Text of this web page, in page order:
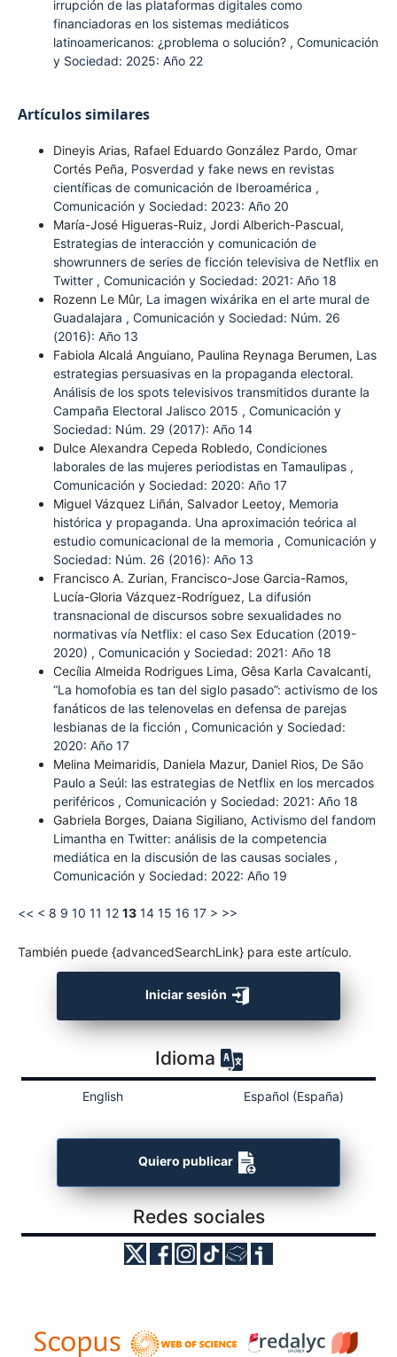
irrupción de las plataformas digitales como
financiadoras en los sistemas mediáticos
latinoamericanos: ¿problema o solución? , Comunicación
y Sociedad: 2025: Año 22
Artículos similares
Dineyis Arias, Rafael Eduardo González Pardo, Omar
Cortés Peña, Posverdad y fake news en revistas
científicas de comunicación de Iberoamérica ,
Comunicación y Sociedad: 2023: Año 20
María-José Higueras-Ruiz, Jordi Alberich-Pascual,
Estrategias de interacción y comunicación de
showrunners de series de ficción televisiva de Netflix en
Twitter , Comunicación y Sociedad: 2021: Año 18
Rozenn Le Mûr, La imagen wixárika en el arte mural de
Guadalajara , Comunicación y Sociedad: Núm. 26
(2016): Año 13
Fabiola Alcalá Anguiano, Paulina Reynaga Berumen, Las
estrategias persuasivas en la propaganda electoral.
Análisis de los spots televisivos transmitidos durante la
Campaña Electoral Jalisco 2015 , Comunicación y
Sociedad: Núm. 29 (2017): Año 14
Dulce Alexandra Cepeda Robledo, Condiciones
laborales de las mujeres periodistas en Tamaulipas ,
Comunicación y Sociedad: 2020: Año 17
Miguel Vázquez Liñán, Salvador Leetoy, Memoria
histórica y propaganda. Una aproximación teórica al
estudio comunicacional de la memoria , Comunicación y
Sociedad: Núm. 26 (2016): Año 13
Francisco A. Zurian, Francisco-Jose Garcia-Ramos,
Lucía-Gloria Vázquez-Rodríguez, La difusión
transnacional de discursos sobre sexualidades no
normativas vía Netflix: el caso Sex Education (2019-
2020) , Comunicación y Sociedad: 2021: Año 18
Cecília Almeida Rodrigues Lima, Gêsa Karla Cavalcanti,
“La homofobia es tan del siglo pasado”: activismo de los
fanáticos de las telenovelas en defensa de parejas
lesbianas de la ficción , Comunicación y Sociedad:
2020: Año 17
Melina Meimaridis, Daniela Mazur, Daniel Rios, De São
Paulo a Seúl: las estrategias de Netflix en los mercados
periféricos , Comunicación y Sociedad: 2021: Año 18
Gabriela Borges, Daiana Sigiliano, Activismo del fandom
Limantha en Twitter: análisis de la competencia
mediática en la discusión de las causas sociales ,
Comunicación y Sociedad: 2022: Año 19
<< < 8 9 10 11 12 13 14 15 16 17 > >>
También puede {advancedSearchLink} para este artículo.
Iniciar sesión
Idioma
English Español (España)
Quiero publicar
Redes sociales